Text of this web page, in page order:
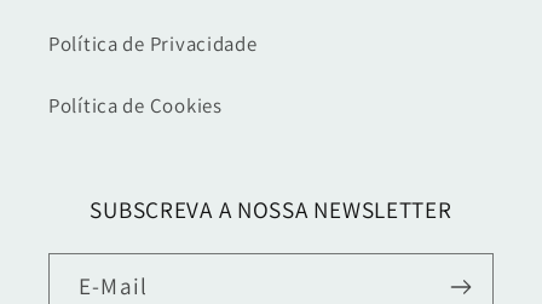
Política de Privacidade
Política de Cookies
SUBSCREVA A NOSSA NEWSLETTER
E-Mail